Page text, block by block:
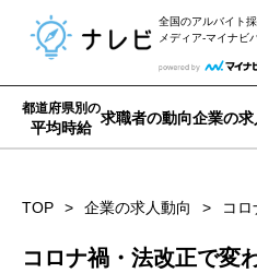
全国のアルバイト
メディア-マイナビ
都道府県別の
平均時給
求職者の動向企業の求
TOP 企業の求人動向 コ
コロナ禍・法改正で